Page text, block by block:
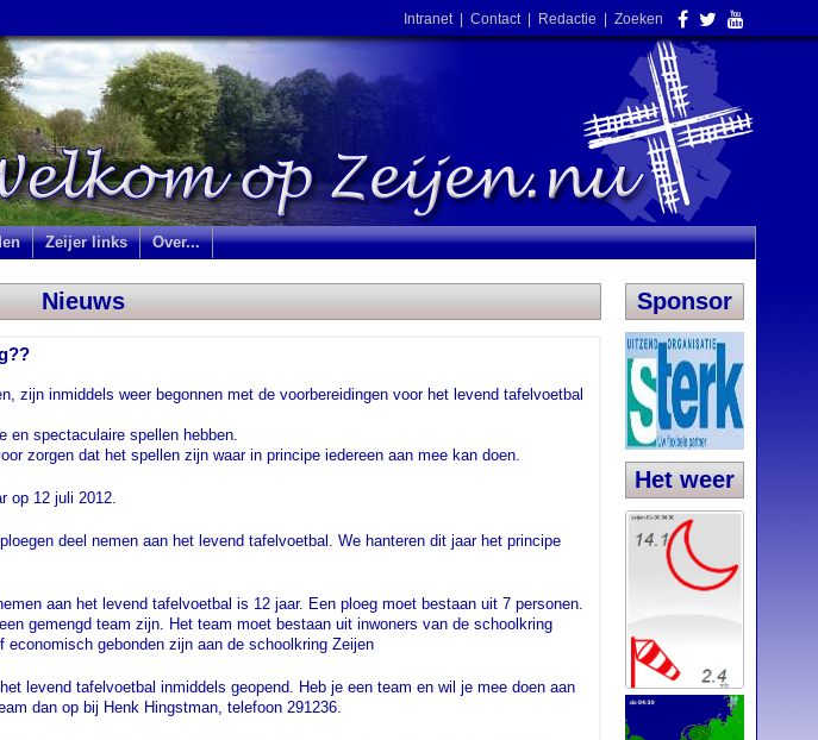
Intranet| Contact| Redactie Zoeken
Zeijer links Over...
Sponsor
Het weer
Nieuws
zijn inmiddels weer begonnen met de voorbereidingen voor het levend tafelvoetbal
en spectaculaire spellen hebben.
zorgen dat het spellen zijn waar in principe iedereen aan mee kan doen.
op 12 juli 2012.
deel nemen aan het levend tafelvoetbal. We hanteren dit jaar het principe
aan het levend tafelvoetbal is 12 jaar. Een ploeg moet bestaan uit 7 personen.
gemengd team zijn. Het team moet bestaan uit inwoners van de schoolkring
economisch gebonden zijn aan de schoolkring Zeijen
levend tafelvoetbal inmiddels geopend. Heb je een team en wil je mee doen aan
dan op bij Henk Hingstman, telefoon 291236.